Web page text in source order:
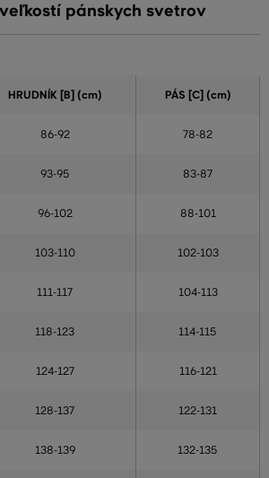
pánskych svetrov
HRUDNÍK [B] (cm) PÁS [C] (cm)
86-92 78-82
93-95 83-87
96-102 88-101
103-110 102-103
111-117 104-113
118-123 114-115
124-127 116-121
128-137 122-131
138-139 132-135